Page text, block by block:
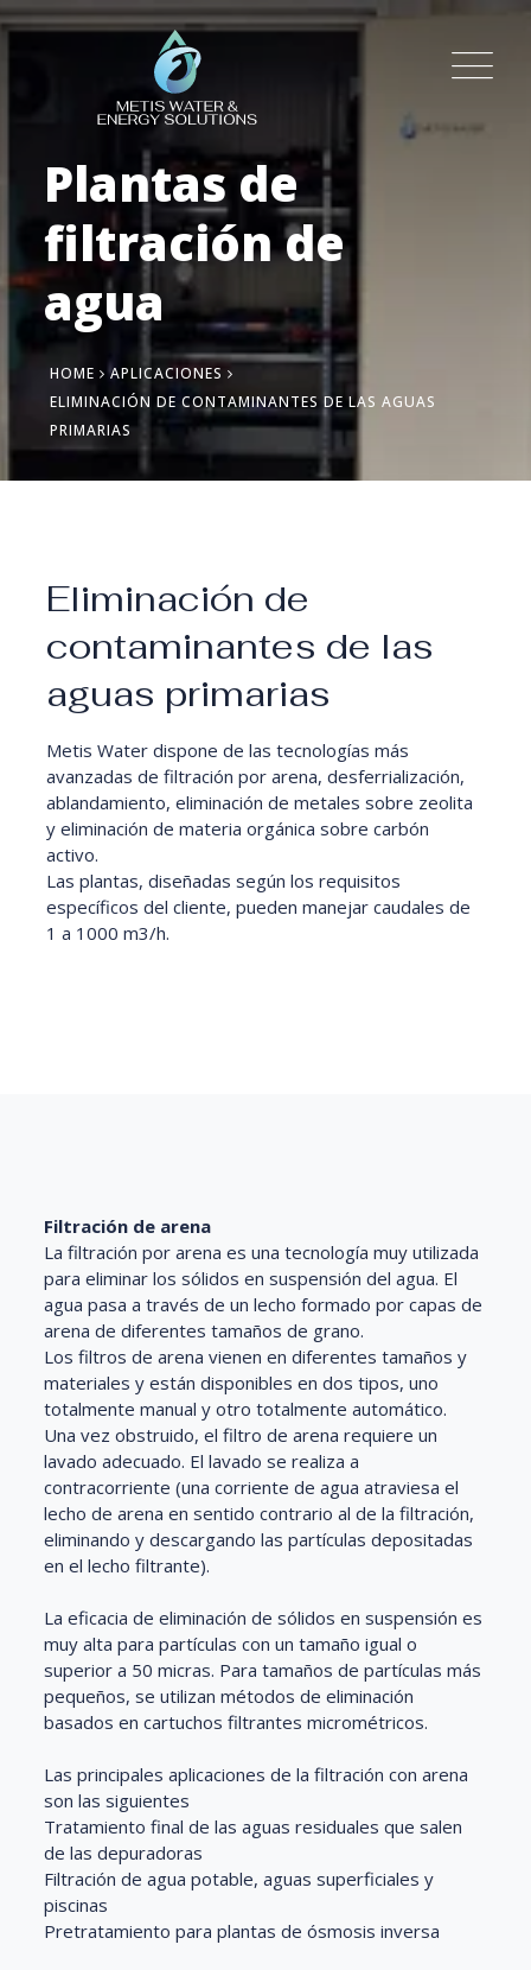
Plantas de
filtración de
agua
HOME
APLICACIONES
ELIMINACIÓN DE CONTAMINANTES DE LAS AGUAS
PRIMARIAS
Eliminación de
contaminantes de las
aguas primarias
Metis Water dispone de las tecnologías más
avanzadas de filtración por arena, desferrialización,
ablandamiento, eliminación de metales sobre zeolita
y eliminación de materia orgánica sobre carbón
activo.
Las plantas, diseñadas según los requisitos
específicos del cliente, pueden manejar caudales de
1 a 1000 m3/h.
Filtración de arena
La filtración por arena es una tecnología muy utilizada
para eliminar los sólidos en suspensión del agua. El
agua pasa a través de un lecho formado por capas de
arena de diferentes tamaños de grano.
Los filtros de arena vienen en diferentes tamaños y
materiales y están disponibles en dos tipos, uno
totalmente manual y otro totalmente automático.
Una vez obstruido, el filtro de arena requiere un
lavado adecuado. El lavado se realiza a
contracorriente (una corriente de agua atraviesa el
lecho de arena en sentido contrario al de la filtración,
eliminando y descargando las partículas depositadas
en el lecho filtrante).
La eficacia de eliminación de sólidos en suspensión es
muy alta para partículas con un tamaño igual o
superior a 50 micras. Para tamaños de partículas más
pequeños, se utilizan métodos de eliminación
basados en cartuchos filtrantes micrométricos.
Las principales aplicaciones de la filtración con arena
son las siguientes
Tratamiento final de las aguas residuales que salen
de las depuradoras
Filtración de agua potable, aguas superficiales y
piscinas
Pretratamiento para plantas de ósmosis inversa